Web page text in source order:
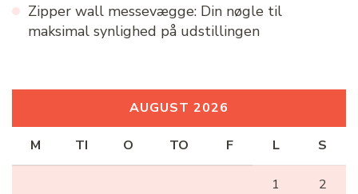
Zipper wall messevægge: Din nøgle til
maksimal synlighed på udstillingen
AUGUST 2026
M TI O TO F L S
1 2